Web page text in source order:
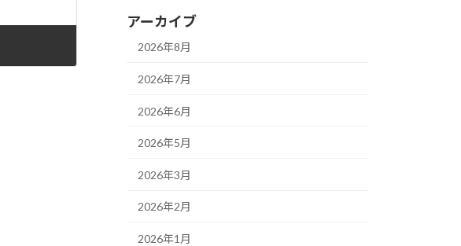
アーカイブ
2026年8月
2026年7月
2026年6月
2026年5月
2026年3月
2026年2月
2026年1月